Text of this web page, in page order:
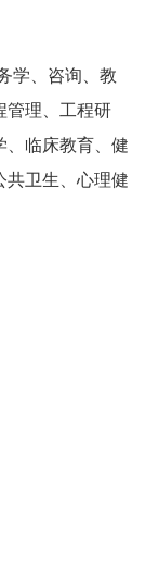
学、咨询、教
管理、工程研
、临床教育、健
共卫生、心理健